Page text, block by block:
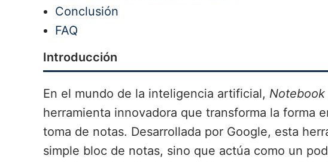
Conclusión
FAQ
Introducción
En el mundo de la inteligencia artificial, Notebook
herramienta innovadora que transforma la forma
toma de notas. Desarrollada por Google, esta
simple bloc de notas, sino que actúa como un